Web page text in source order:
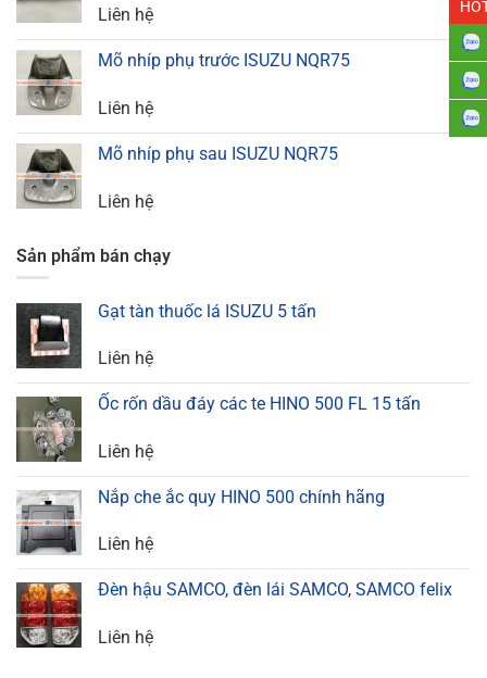
Liên hệ
Mõ nhíp phụ trước ISUZU NQR75
Liên hệ
Mõ nhíp phụ sau ISUZU NQR75
Liên hệ
Sản phẩm bán chạy
Gạt tàn thuốc lá ISUZU 5 tấn
Liên hệ
Ốc rốn dầu đáy các te HINO 500 FL 15 tấn
Liên hệ
Nắp che ắc quy HINO 500 chính hãng
Liên hệ
Đèn hậu SAMCO, đèn lái SAMCO, SAMCO felix
Liên hệ